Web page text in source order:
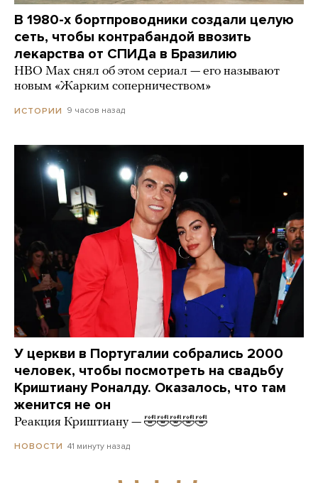
В 1980-х бортпроводники создали целую
сеть, чтобы контрабандой ввозить
лекарства от СПИДа в Бразилию
HBO Max снял об этом сериал — его называют
новым «Жарким соперничеством»
ИСТОРИИ 9 часов назад
У церкви в Португалии собрались 2000
человек, чтобы посмотреть на свадьбу
Криштиану Роналду. Оказалось, что там
женится не он
Реакция Криштиану — 🤣🤣🤣🤣🤣
НОВОСТИ 41 минуту назад